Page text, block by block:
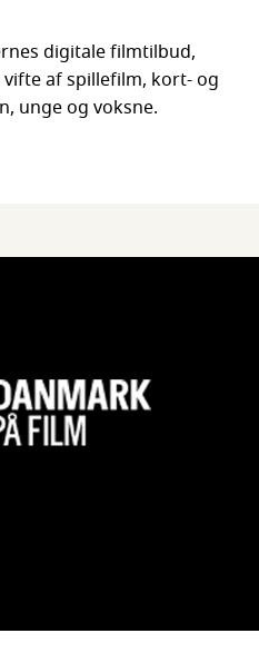
digitale filmtilbud,
af spillefilm, kort- og
unge og voksne.